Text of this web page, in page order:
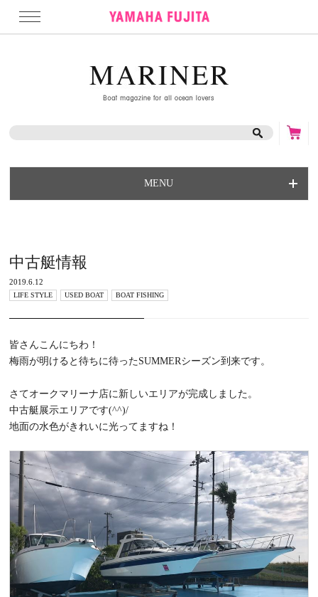
MENU
中古艇情報
2019.6.12
LIFE STYLE USED BOAT BOAT FISHING
皆さんこんにちわ！
梅雨が明けると待ちに待ったSUMMERシーズン到来です。
さてオークマリーナ店に新しいエリアが完成しました。
中古艇展示エリアです(^^)/
地面の水色がきれいに光ってますね！